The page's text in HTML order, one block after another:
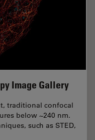
Image Gallery
traditional confocal
below ~240 nm.
such as STED,